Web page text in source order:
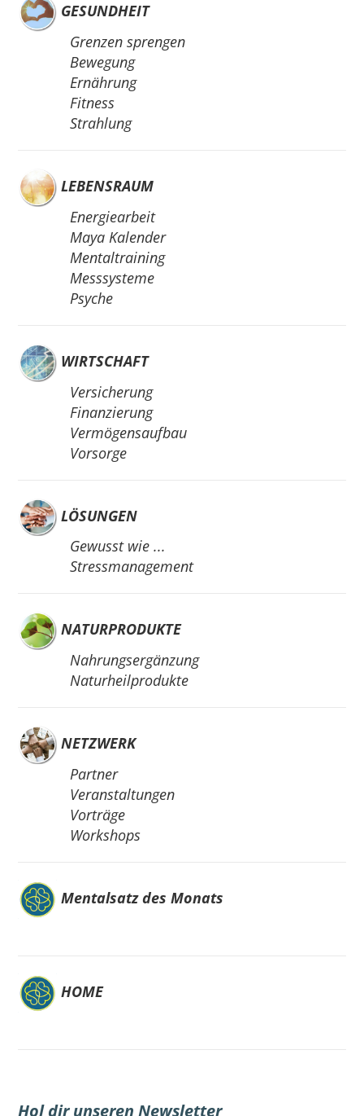
GESUNDHEIT
Grenzen sprengen
Bewegung
Ernährung
Fitness
Strahlung
LEBENSRAUM
Energiearbeit
Maya Kalender
Mentaltraining
Messsysteme
Psyche
WIRTSCHAFT
Versicherung
Finanzierung
Vermögensaufbau
Vorsorge
LÖSUNGEN
Gewusst wie ...
Stressmanagement
NATURPRODUKTE
Nahrungsergänzung
Naturheilprodukte
NETZWERK
Partner
Veranstaltungen
Vorträge
Workshops
Mentalsatz des Monats
HOME
Hol dir unseren Newsletter